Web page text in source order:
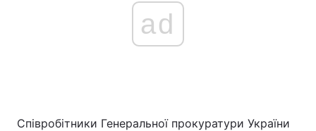
ad
Співробітники Генеральної прокуратури України